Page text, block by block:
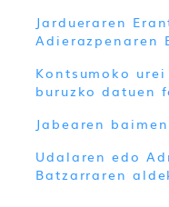
Jardueraren
Adierazpenaren
Kontsumoko
buruzko datuen
Jabearen
Udalaren edo
Batzarraren